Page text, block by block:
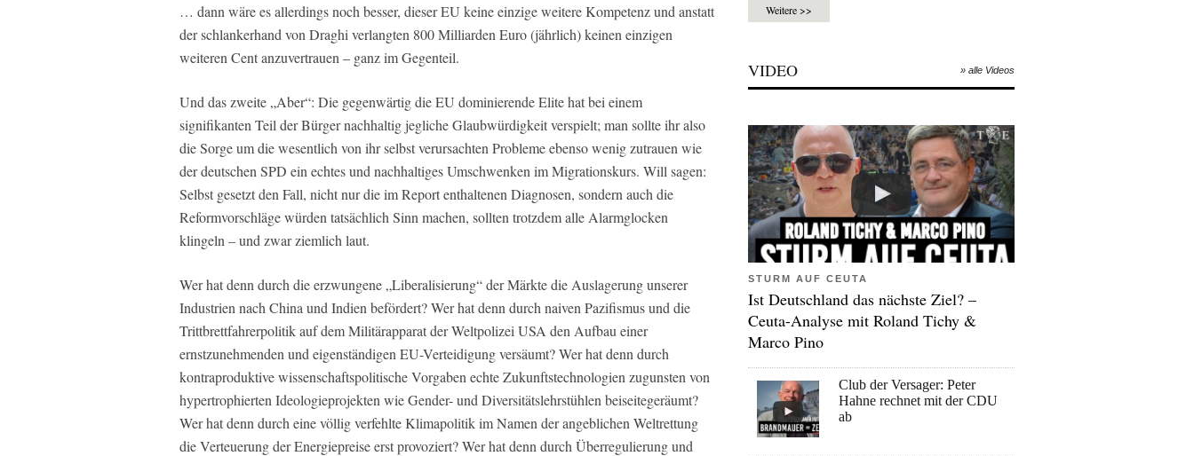
… dann wäre es allerdings noch besser, dieser EU keine einzige weitere Kompetenz und anstatt
der schlankerhand von Draghi verlangten 800 Milliarden Euro (jährlich) keinen einzigen
weiteren Cent anzuvertrauen – ganz im Gegenteil.
Und das zweite „Aber“: Die gegenwärtig die EU dominierende Elite hat bei einem
signifikanten Teil der Bürger nachhaltig jegliche Glaubwürdigkeit verspielt; man sollte ihr also
die Sorge um die wesentlich von ihr selbst verursachten Probleme ebenso wenig zutrauen wie
der deutschen SPD ein echtes und nachhaltiges Umschwenken im Migrationskurs. Will sagen:
Selbst gesetzt den Fall, nicht nur die im Report enthaltenen Diagnosen, sondern auch die
Reformvorschläge würden tatsächlich Sinn machen, sollten trotzdem alle Alarmglocken
klingeln – und zwar ziemlich laut.
Wer hat denn durch die erzwungene „Liberalisierung“ der Märkte die Auslagerung unserer
Industrien nach China und Indien befördert? Wer hat denn durch naiven Pazifismus und die
Trittbrettfahrerpolitik auf dem Militärapparat der Weltpolizei USA den Aufbau einer
ernstzunehmenden und eigenständigen EU-Verteidigung versäumt? Wer hat denn durch
kontraproduktive wissenschaftspolitische Vorgaben echte Zukunftstechnologien zugunsten von
hypertrophierten Ideologieprojekten wie Gender- und Diversitätslehrstühlen beiseitegeräumt?
Wer hat denn durch eine völlig verfehlte Klimapolitik im Namen der angeblichen Weltrettung
die Verteuerung der Energiepreise erst provoziert? Wer hat denn durch Überregulierung und
Weitere >>
VIDEO » alle Videos
STURM AUF CEUTA
Ist Deutschland das nächste Ziel? –
Ceuta-Analyse mit Roland Tichy &
Marco Pino
Club der Versager: Peter
Hahne rechnet mit der CDU
ab